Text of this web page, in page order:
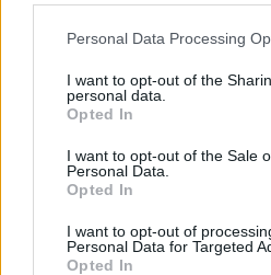
Personal Data Processing
I want to opt-out of the
personal data.
Opted In
I want to opt-out of the Sale
Personal Data.
Opted In
I want to opt-out of
Personal Data for Targeted
Opted In
Greendex szemle
A
kialakulása
fejlődés során